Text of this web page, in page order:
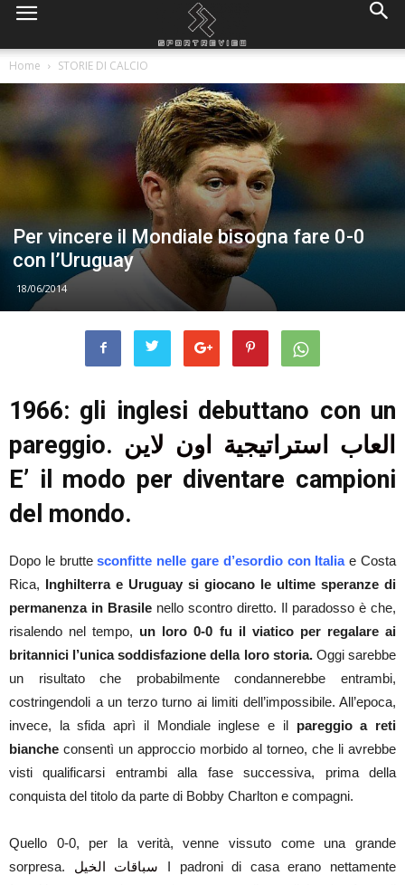
Home STORIE DI CALCIO
Per vincere il Mondiale bisogna fare 0-0
con l’Uruguay
18/06/2014
1966: gli inglesi debuttano con un
pareggio. العاب استراتيجية اون لاين
E’ il modo per diventare campioni
del mondo.
Dopo le bruttesconfitte nelle gare d’esordio con Italiae Costa
Rica, Inghilterra e Uruguay si giocano le ultime speranze di
permanenza in Brasile nello scontro diretto. Il paradosso è che,
risalendo nel tempo, un loro 0-0 fu il viatico per regalare ai
britannici l’unica soddisfazione della loro storia.Oggi sarebbe
un risultato che probabilmente condannerebbe entrambi,
costringendoli a un terzo turno ai limiti dell’impossibile. All’epoca,
invece, la sfida aprì il Mondiale inglese e il pareggio a reti
bianche consentì un approccio morbido al torneo, che li avrebbe
visti qualificarsi entrambi alla fase successiva, prima della
conquista del titolo da parte di Bobby Charlton e compagni.
Quello 0-0, per la verità, venne vissuto come una grande
sorpresa. سباقات الخيل I padroni di casa erano nettamente